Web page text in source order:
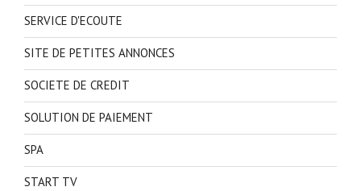
SERVICE D'ECOUTE
SITE DE PETITES ANNONCES
SOCIETE DE CREDIT
SOLUTION DE PAIEMENT
SPA
START TV